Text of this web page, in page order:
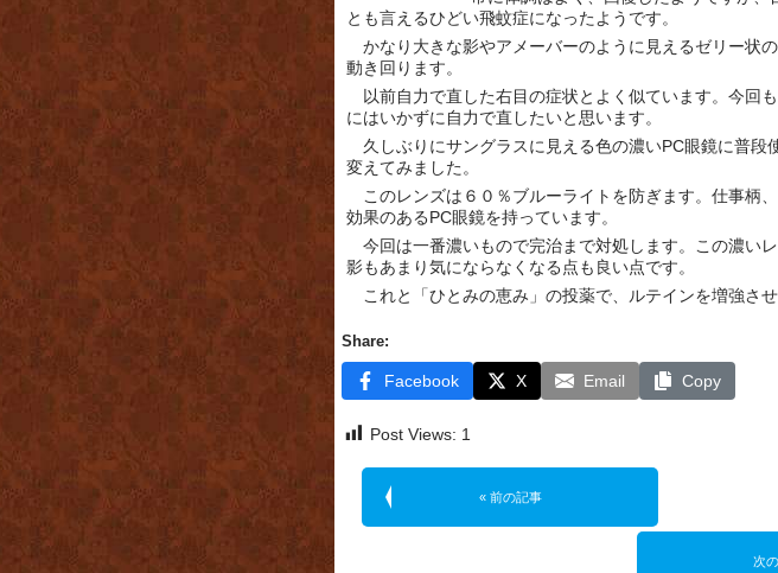
とも言えるひどい飛蚊症になったようです。
かなり大きな影やアメーバーのように見えるゼリー状
動き回ります。
以前自力で直した右目の症状とよく似ています。今回
にはいかずに自力で直したいと思います。
久しぶりにサングラスに見える色の濃いPC眼鏡に普段
変えてみました。
このレンズは６０％ブルーライトを防ぎます。仕事柄
効果のあるPC眼鏡を持っています。
今回は一番濃いもので完治まで対処します。この濃い
影もあまり気にならなくなる点も良い点です。
これと「ひとみの恵み」の投薬で、ルテインを増強さ
Share:
Facebook X Email Copy
Post Views: 1
« 前の記事
次